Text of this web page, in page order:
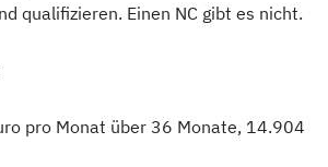
qualifizieren. Einen NC gibt es nicht.
pro Monat über 36 Monate, 14.904